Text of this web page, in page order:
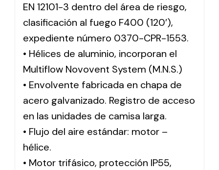
EN 12101-3 dentro del área de riesgo,
clasificación al fuego F400 (120′),
expediente número 0370-CPR-1553.
• Hélices de aluminio, incorporan el
Multiflow Novovent System (M.N.S.)
• Envolvente fabricada en chapa de
acero galvanizado. Registro de acceso
en las unidades de camisa larga.
• Flujo del aire estándar: motor –
hélice.
• Motor trifásico, protección IP55,